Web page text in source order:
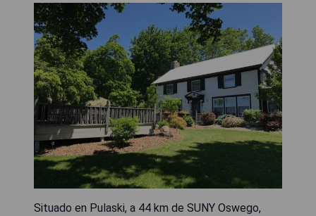
Situado en Pulaski, a 44 km de SUNY Oswego,